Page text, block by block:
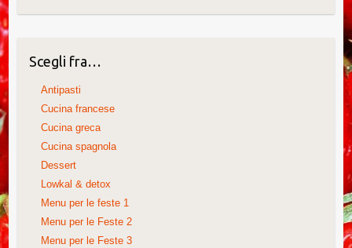
Scegli fra…
Antipasti
Cucina francese
Cucina greca
Cucina spagnola
Dessert
Lowkal & detox
Menu per le feste 1
Menu per le Feste 2
Menu per le Feste 3